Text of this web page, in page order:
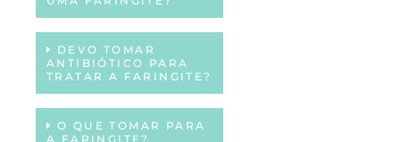
DEVO TOMAR
ANTIBIÓTICO PARA
TRATAR A FARINGITE?
O QUE TOMAR PARA
A FARINGITE?